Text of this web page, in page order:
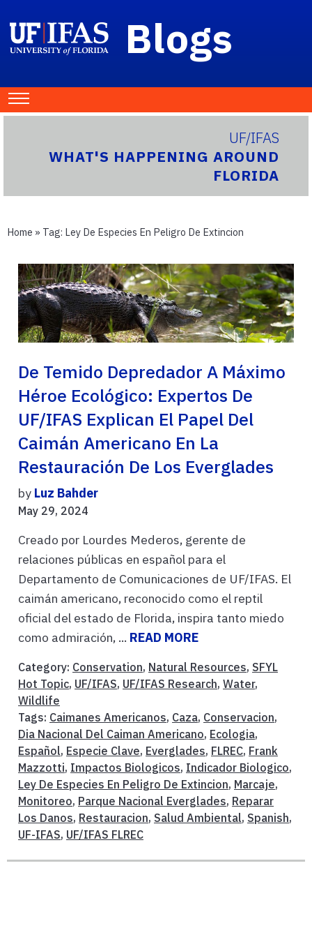
Blogs
UF/IFAS
WHAT'S HAPPENING AROUND
FLORIDA
Home » Tag: Ley De Especies En Peligro De Extincion
De Temido Depredador A Máximo
Héroe Ecológico: Expertos De
UF/IFAS Explican El Papel Del
Caimán Americano En La
Restauración De Los Everglades
by Luz Bahder
May 29, 2024
Creado por Lourdes Mederos, gerente de
relaciones públicas en español para el
Departamento de Comunicaciones de UF/IFAS. El
caimán americano, reconocido como el reptil
oficial del estado de Florida, inspira tanto miedo
como admiración, ... READ MORE
Category: Conservation, Natural Resources, SFYL
Hot Topic, UF/IFAS, UF/IFAS Research, Water,
Wildlife
Tags: Caimanes Americanos, Caza, Conservacion,
Dia Nacional Del Caiman Americano, Ecologia,
Español, Especie Clave, Everglades, FLREC, Frank
Mazzotti, Impactos Biologicos, Indicador Biologico,
Ley De Especies En Peligro De Extincion, Marcaje,
Monitoreo, Parque Nacional Everglades, Reparar
Los Danos, Restauracion, Salud Ambiental, Spanish,
UF-IFAS, UF/IFAS FLREC